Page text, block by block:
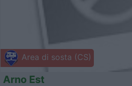
Area di sosta (CS)
Arno Est